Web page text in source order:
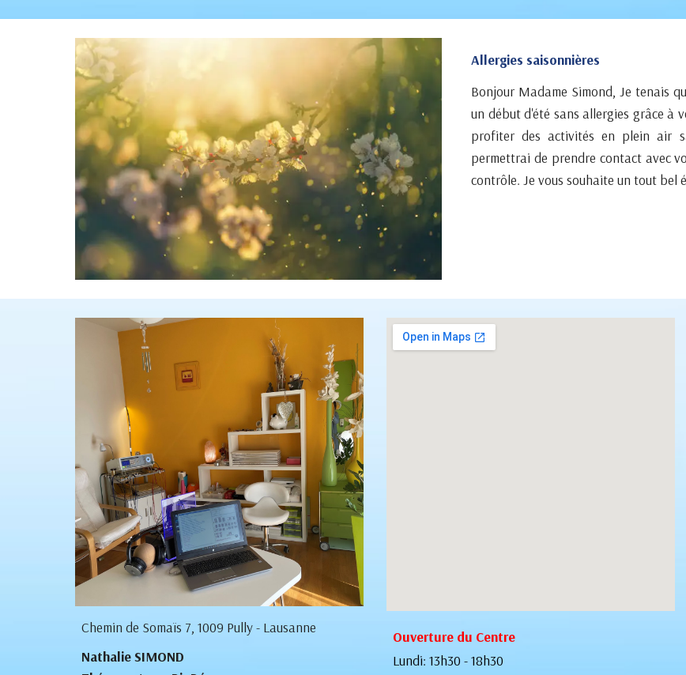
Allergies saisonnières
Bonjour Madame Simond, Je tenais
un début d'été sans allergies grâce à
profiter des activités en plein air
permettrai de prendre contact avec
contrôle. Je vous souhaite un tout bel
Chemin de Somaïs 7, 1009 Pully - Lausanne
Nathalie SIMOND
Ouverture du Centre
Lundi: 13h30 -18h30